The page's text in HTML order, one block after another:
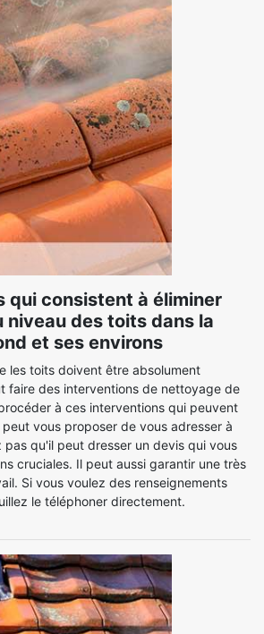
qui consistent à éliminer
niveau des toits dans la
et ses environs
les toits doivent être absolument
faire des interventions de nettoyage de
à ces interventions qui peuvent
vous proposer de vous adresser à
pas qu'il peut dresser un devis qui vous
cruciales. Il peut aussi garantir une très
Si vous voulez des renseignements
le téléphoner directement.